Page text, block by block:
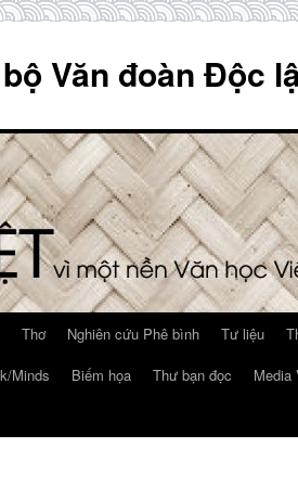
Văn đoàn Độc
Thơ Nghiên cứu Phê bình Tư liệu
Minds Biếm họa Thư bạn đọc Media